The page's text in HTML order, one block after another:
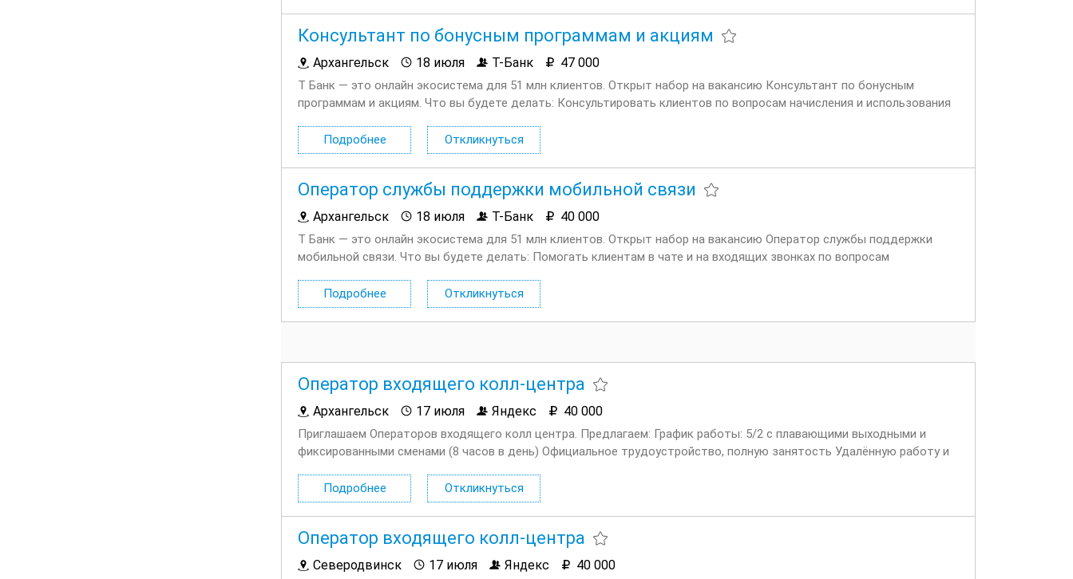
Консультант по бонусным программам и акциям
Архангельск 18 июля Т-Банк 47 000
Т Банк — это онлайн экосистема для 51 млн клиентов. Открыт набор на вакансию Консультант по бонусным
программам и акциям. Что вы будете делать: Консультировать клиентов по вопросам начисления и использования
Подробнее
Откликнуться
Оператор службы поддержки мобильной связи
Архангельск 18 июля Т-Банк 40 000
Т Банк — это онлайн экосистема для 51 млн клиентов. Открыт набор на вакансию Оператор службы поддержки
мобильной связи. Что вы будете делать: Помогать клиентам в чате и на входящих звонках по вопросам
Подробнее
Откликнуться
Оператор входящего колл-центра
Архангельск 17 июля Яндекс 40 000
Приглашаем Операторов входящего колл центра. Предлагаем: График работы: 5/2 с плавающими выходными и
фиксированными сменами (8 часов в день) Официальное трудоустройство, полную занятость Удалённую работу и
Подробнее
Откликнуться
Оператор входящего колл-центра
Северодвинск 17 июля Яндекс 40 000